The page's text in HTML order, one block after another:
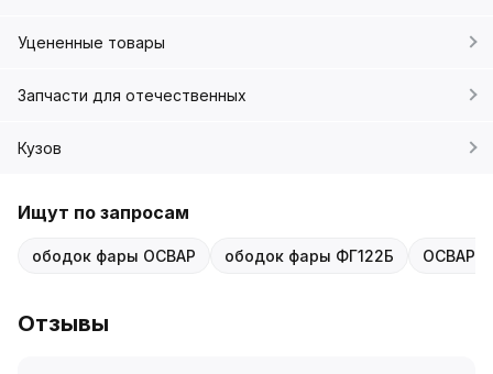
Уцененные товары
Запчасти для отечественных
Кузов
Ищут по запросам
ободок фары ОСВАР ободок фары ФГ122Б ОСВАР
Отзывы